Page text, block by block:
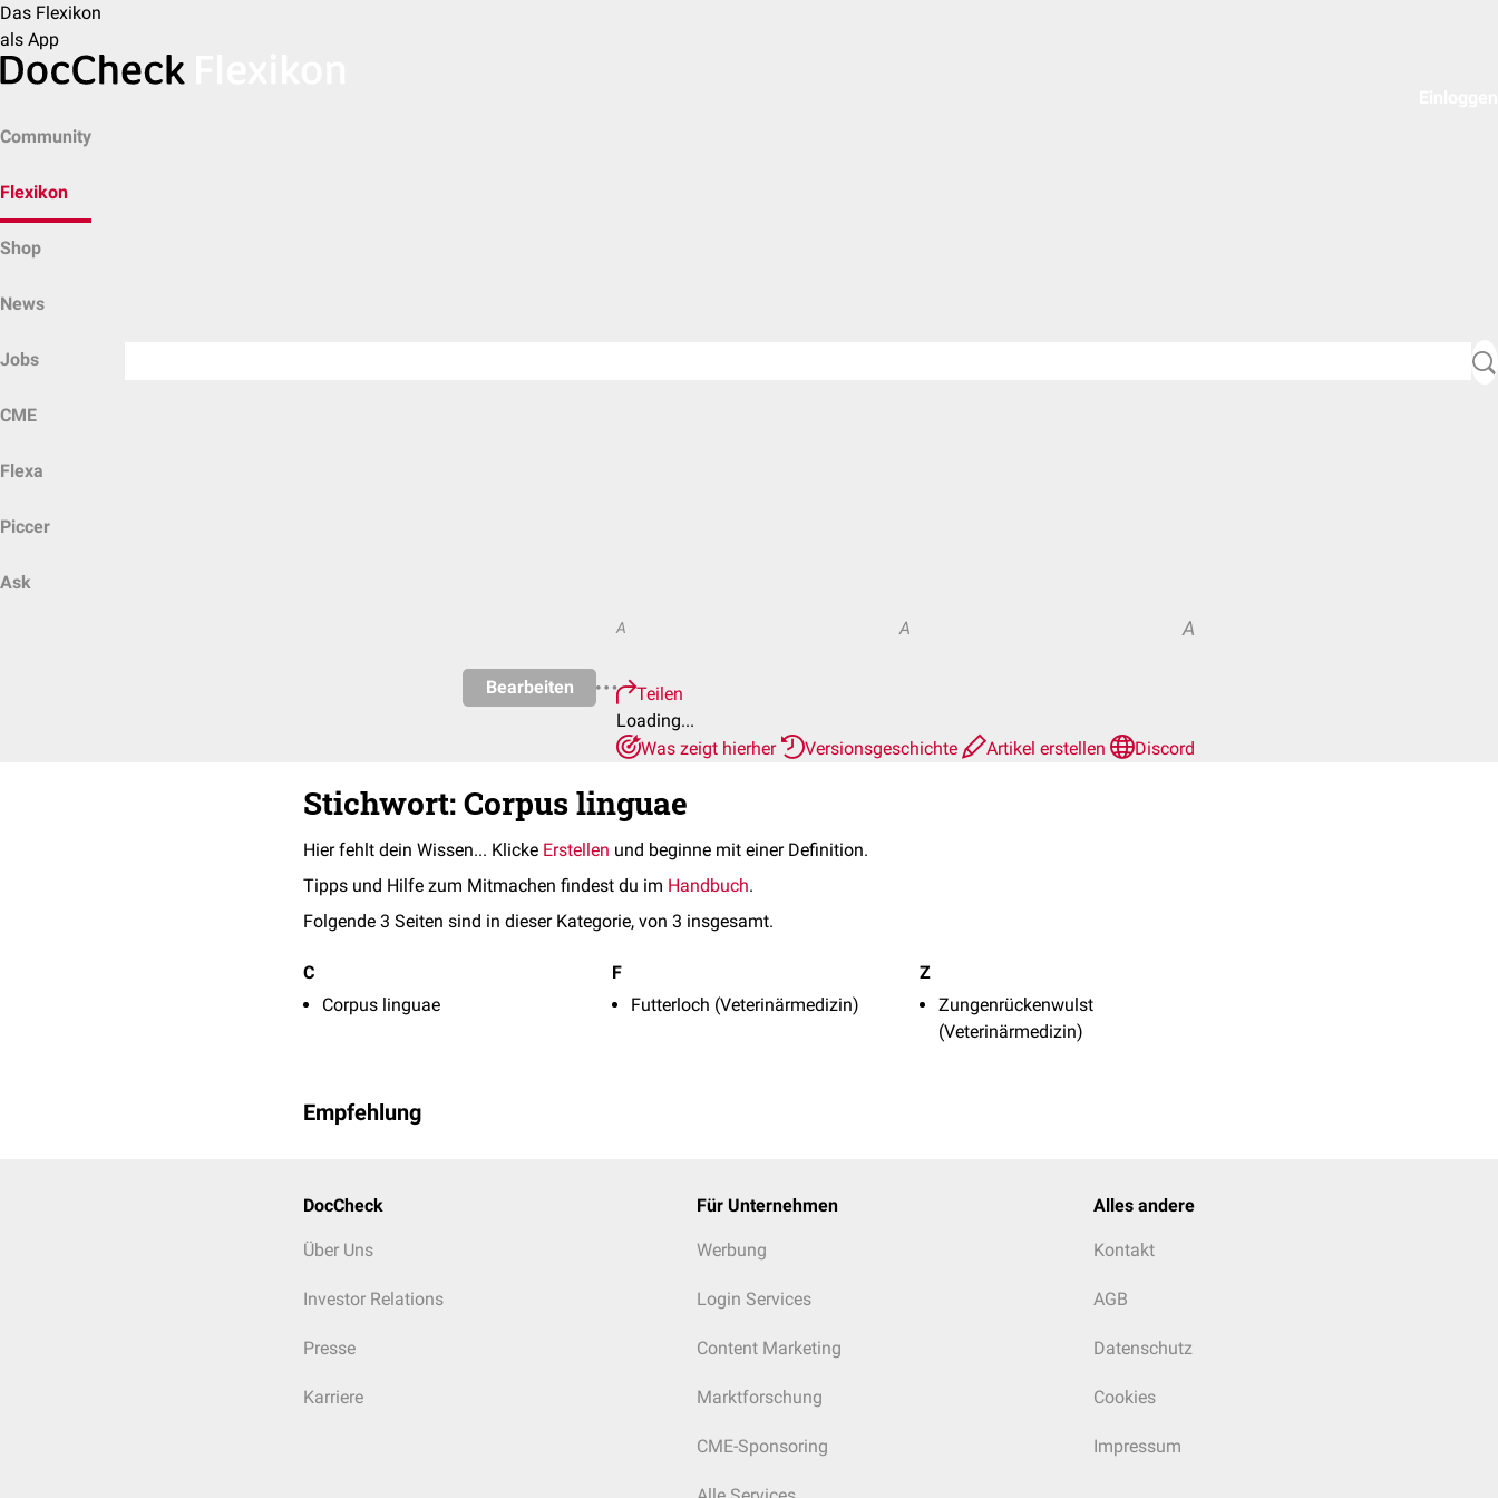
Das Flexikon
als App
Community
Flexikon
Shop
News
Jobs
CME
Flexa
Piccer
Ask
Bearbeiten
A A A
Teilen
Loading...
Was zeigt hierher
Versionsgeschichte Artikel erstellen Discord
Stichwort: Corpus linguae
Hier fehlt dein Wissen... Klicke Erstellen und beginne mit einer Definition.
Tipps und Hilfe zum Mitmachen findest du im Handbuch.
Folgende 3 Seiten sind in dieser Kategorie, von 3 insgesamt.
C
Corpus linguae
F
Futterloch (Veterinärmedizin)
Z
Zungenrückenwulst
(Veterinärmedizin)
Empfehlung
DocCheck
Über Uns
Investor Relations
Presse
Karriere
Für Unternehmen
Werbung
Login Services
Content Marketing
Marktforschung
CME-Sponsoring
Alles andere
Kontakt
AGB
Datenschutz
Cookies
Impressum